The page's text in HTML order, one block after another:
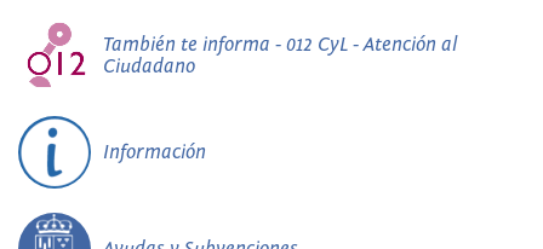
También te informa - 012 CyL - Atención al
Ciudadano
Información